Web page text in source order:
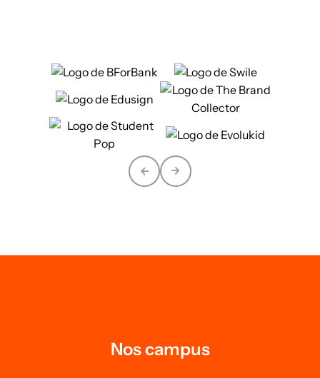
Nos campus